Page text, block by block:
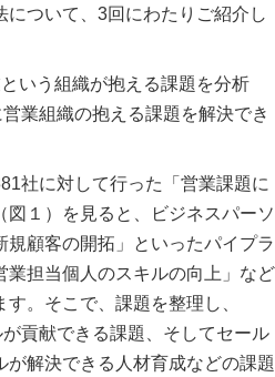
について、3回にわたりご紹介し
いう組織が抱える課題を分析
業組織の抱える課題を解決でき
社に対して行った「営業課題に
図１）を見ると、ビジネスパーソ
規顧客の開拓」といったパイプラ
業担当個人のスキルの向上」など
。そこで、課題を整理し、
貢献できる課題、そしてセール
が解決できる人材育成などの課題